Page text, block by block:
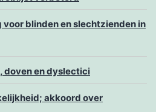
voor blinden en slechtzienden in
doven en dyslectici
akkoord over